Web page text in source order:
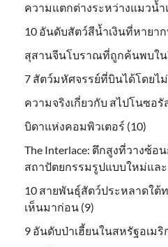
ความแตกต่างระหว่างแมวน้ำ
10 อันดับสัตว์สีน้ำเงินที่หายา
สุสานจีนโบราณที่ถูกค้นพบใน
7 สัตว์มหัศจรรย์ที่บินได้โดยไ
ความจริงเกี่ยวกับ สไปโนซอรั
บิดาแห่งคอมพิวเตอร์ (10)
The Interlace: ตึกสูงที่วางซ้อ
สถาปัตยกรรมรูปแบบใหม่แล
10 สายพันธุ์สัตว์ประหลาดใต้
เห็นมาก่อน (9)
9 อันดับป่าเฮี้ยนในสหรัฐอเมริ